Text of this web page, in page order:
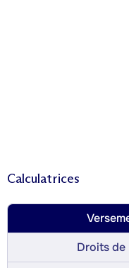
Calculatrices
Droits de